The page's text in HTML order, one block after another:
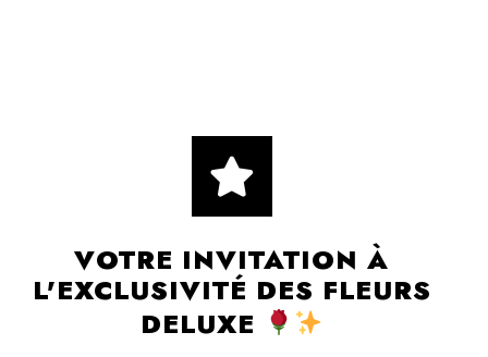
VOTRE INVITATION À
L'EXCLUSIVITÉ DES FLEURS
DELUXE